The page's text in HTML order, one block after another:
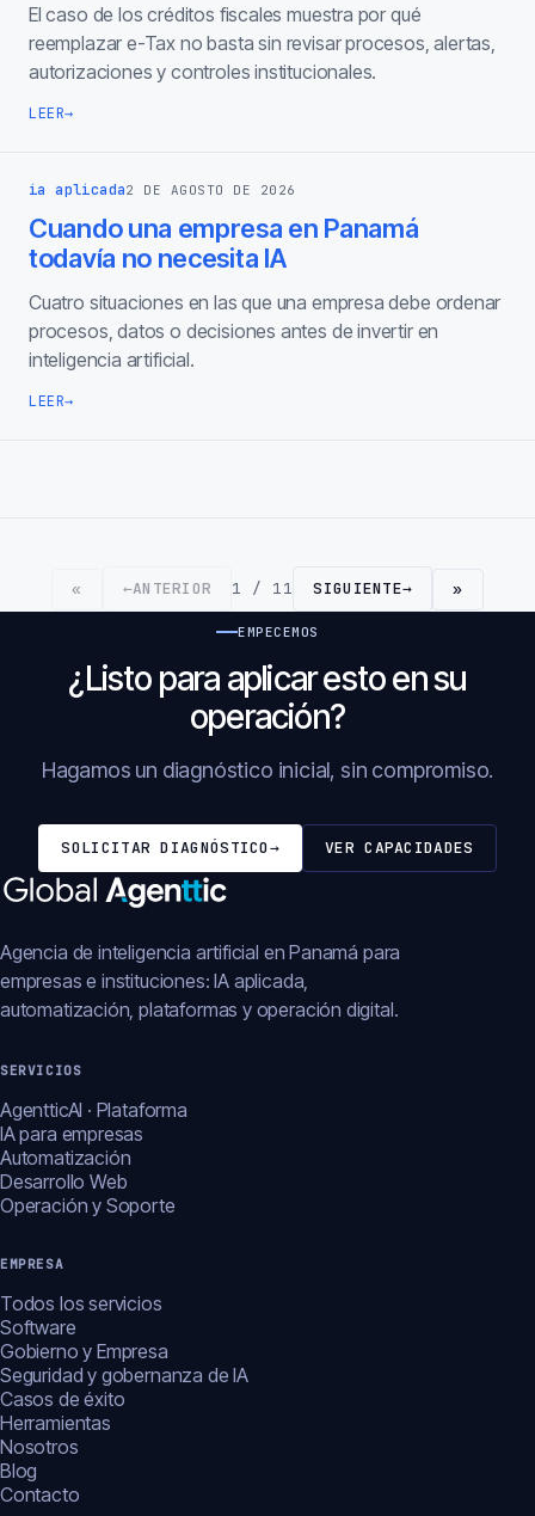
El caso de los créditos fiscales muestra por qué
reemplazar e-Tax no basta sin revisar procesos, alertas,
autorizaciones y controles institucionales.
LEER→
ia aplicada2 DE AGOSTO DE 2026
Cuando una empresa en Panamá
todavía no necesita IA
Cuatro situaciones en las que una empresa debe ordenar
procesos, datos o decisiones antes de invertir en
inteligencia artificial.
LEER→
« ←ANTERIOR 1 / 11 SIGUIENTE→ »
EMPECEMOS
¿Listo para aplicar esto en su
operación?
Hagamos un diagnóstico inicial, sin compromiso.
SOLICITAR DIAGNÓSTICO→ VER CAPACIDADES
Agencia de inteligencia artificial en Panamá para
empresas e instituciones: IA aplicada,
automatización, plataformas y operación digital.
SERVICIOS
AgentticAI · Plataforma
IA para empresas
Automatización
Desarrollo Web
Operación y Soporte
EMPRESA
Todos los servicios
Software
Gobierno y Empresa
Seguridad y gobernanza de IA
Casos de éxito
Herramientas
Nosotros
Blog
Contacto